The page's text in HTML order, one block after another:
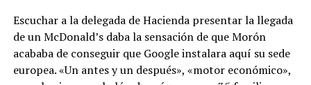
Escuchar a la delegada de Hacienda presentar la llegada
de un McDonald’s daba la sensación de que Morón
acababa de conseguir que Google instalara aquí su sede
europea. «Un antes y un después», «motor económico»,